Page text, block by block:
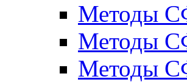
Методы
Методы
Методы